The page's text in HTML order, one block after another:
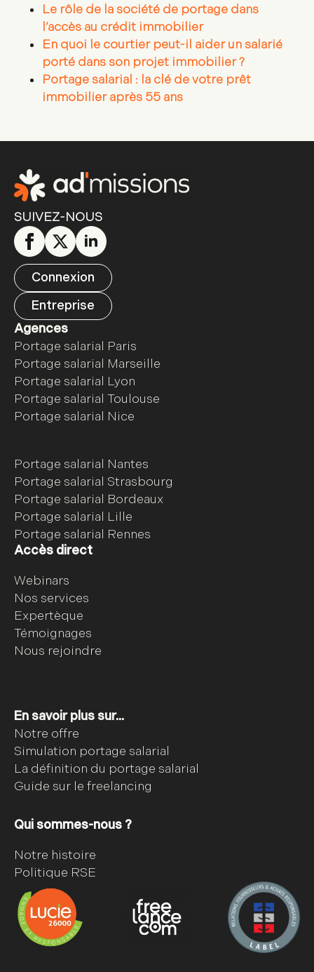
Le rôle de la société de portage dans
l’accès au crédit immobilier
En quoi le courtier peut-il aider un salarié
porté dans son projet immobilier ?
Portage salarial : la clé de votre prêt
immobilier après 55 ans
SUIVEZ-NOUS
Connexion
Entreprise
Agences
Portage salarial Paris
Portage salarial Marseille
Portage salarial Lyon
Portage salarial Toulouse
Portage salarial Nice
Portage salarial Nantes
Portage salarial Strasbourg
Portage salarial Bordeaux
Portage salarial Lille
Portage salarial Rennes
Accès direct
Webinars
Nos services
Expertèque
Témoignages
Nous rejoindre
En savoir plus sur...
Notre offre
Simulation portage salarial
La définition du portage salarial
Guide sur le freelancing
Qui sommes-nous ?
Notre histoire
Politique RSE